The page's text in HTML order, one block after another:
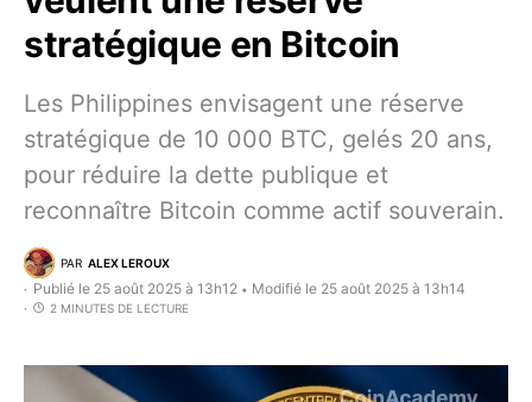
stratégique en Bitcoin
Les Philippines envisagent une réserve
stratégique de 10 000 BTC, gelés 20 ans,
pour réduire la dette publique et
reconnaître Bitcoin comme actif souverain.
PAR ALEX LEROUX
Publié le 25 août 2025 à 13h12 • Modifié le 25 août 2025 à 13h14
2 MINUTES DE LECTURE